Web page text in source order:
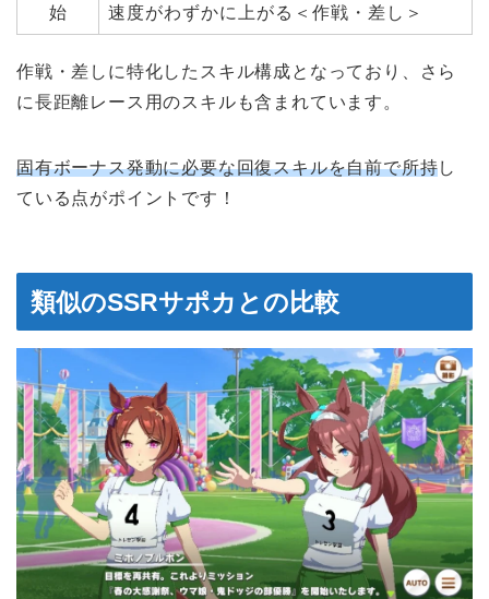
始
速度がわずかに上がる＜作戦・差し＞
作戦・差しに特化したスキル構成となっており、さら
に長距離レース用のスキルも含まれています。
固有ボーナス発動に必要な回復スキルを自前で所持し
ている点がポイントです！
類似のSSRサポカとの比較